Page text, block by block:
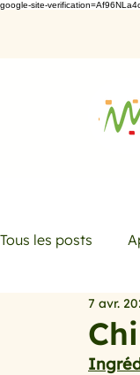
google-site-
Tous les posts
Desserts7 avr.